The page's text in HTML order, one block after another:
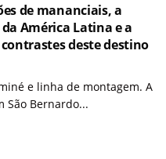
de mananciais, a
América Latina e a
deste destino
e linha de montagem. A
São Bernardo...